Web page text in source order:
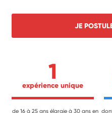
JE
1
expérience unique
de 16 à 25 ans élargie à 30 ans en